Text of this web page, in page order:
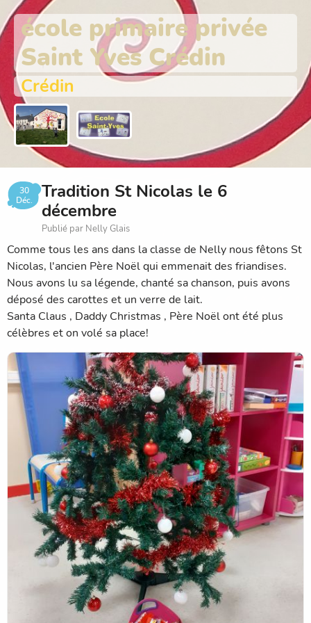
école primaire privée
Saint Yves Crédin
Crédin
30
Déc.
Tradition St Nicolas le 6
décembre
Publié par Nelly Glais
Comme tous les ans dans la classe de Nelly nous fêtons St
Nicolas, l'ancien Père Noël qui emmenait des friandises.
Nous avons lu sa légende, chanté sa chanson, puis avons
déposé des carottes et un verre de lait.
Santa Claus , Daddy Christmas , Père Noël ont été plus
célèbres et on volé sa place!